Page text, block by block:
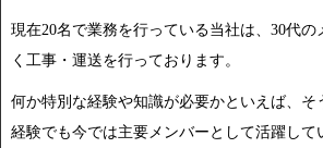
現在20名で業務を行っている当社は、30代
く工事・運送を行っております。
何か特別な経験や知識が必要かといえば、そ
経験でも今では主要メンバーとして活躍して